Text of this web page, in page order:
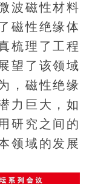
波磁性材料
磁性绝缘体
梳理了工程
望了该领域
，磁性绝缘
力巨大，如
研究之间的
领域的发展